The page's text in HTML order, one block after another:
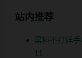
站内推荐
黑料不打烊
11